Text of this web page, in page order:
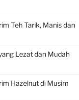
Teh Tarik, Manis dan
Lezat dan Mudah
Hazelnut di Musim